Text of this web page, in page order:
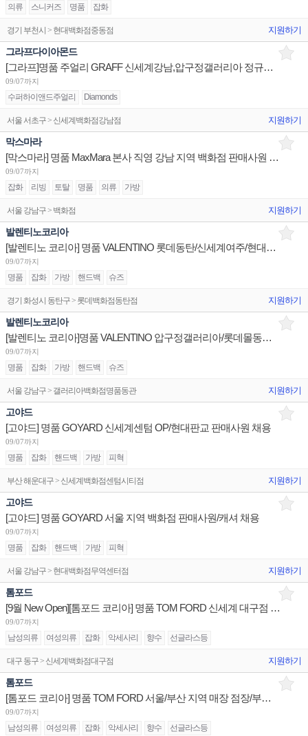
의류 스니커즈 명품 잡화
경기 부천시 > 현대백화점중동점 지원하기
그라프다이아몬드
[그라프]명품 주얼리 GRAFF 신세계강남,압구정갤러리아 정규직/신라호텔점 5개월 계약직 판매사원 채용
09/07까지
수퍼하이앤드주얼리 Diamonds
서울 서초구 > 신세계백화점강남점 지원하기
막스마라
[막스마라] 명품 MaxMara 본사 직영 강남 지역 백화점 판매사원 채용
09/07까지
잡화 리빙 토탈 명품 의류 가방
서울 강남구 > 백화점 지원하기
발렌티노코리아
[발렌티노 코리아] 명품 VALENTINO 롯데동탄/신세계여주/현대판교 판매사원 채용
09/07까지
명품 잡화 가방 핸드백 슈즈
경기 화성시 동탄구 > 롯데백화점동탄점 지원하기
발렌티노코리아
[발렌티노 코리아]명품 VALENTINO 압구정갤러리아/롯데몰동부산/더현대서울 판매사원 채용
09/07까지
명품 잡화 가방 핸드백 슈즈
서울 강남구 > 갤러리아백화점명품동관 지원하기
고야드
[고야드] 명품 GOYARD 신세계센텀 OP/현대판교 판매사원 채용
09/07까지
명품 잡화 핸드백 가방 피혁
부산 해운대구 > 신세계백화점센텀시티점 지원하기
고야드
[고야드] 명품 GOYARD 서울 지역 백화점 판매사원/캐셔 채용
09/07까지
명품 잡화 핸드백 가방 피혁
서울 강남구 > 현대백화점무역센터점 지원하기
톰포드
[9월 New Open][톰포드 코리아] 명품 TOM FORD 신세계 대구점 점장 채용
09/07까지
남성의류 여성의류 잡화 악세사리 향수 선글라스등
대구 동구 > 신세계백화점대구점 지원하기
톰포드
[톰포드 코리아] 명품 TOM FORD 서울/부산 지역 매장 점장/부점장 채용
09/07까지
남성의류 여성의류 잡화 악세사리 향수 선글라스등